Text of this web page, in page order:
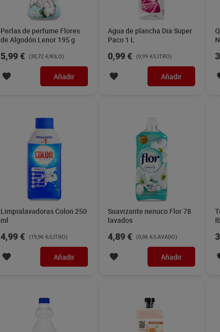
Perlas de perfume Flores
de Algodón Lenor 195 g
5,99 € (30,72 €/KILO)
Añadir
Agua de plancha Dia Super
Paco 1 L
0,99 € (0,99 €/LITRO)
Añadir
Limpialavadoras Colon 250
ml
4,99 € (19,96 €/LITRO)
Añadir
Suavizante nenuco Flor 78
lavados
4,89 € (0,06 €/LAVADO)
Añadir